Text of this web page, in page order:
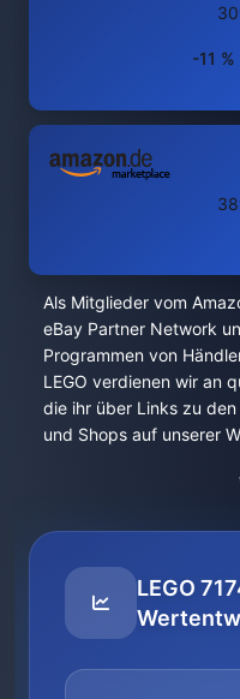
-11
Als Mitglieder vom
eBay Partner Network
Programmen von
LEGO verdienen wir an
die ihr über Links zu
und Shops auf unserer
LEGO